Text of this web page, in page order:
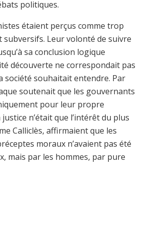
politiques.
étaient perçus comme trop
subversifs. Leur volonté de suivre
sa conclusion logique
découverte ne correspondait pas
société souhaitait entendre. Par
soutenait que les gouvernants
pour leur propre
n’était que l’intérêt du plus
Calliclès, affirmaient que les
moraux n’avaient pas été
mais par les hommes, par pure